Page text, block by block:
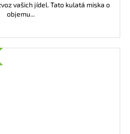
vašich jídel. Tato kulatá miska o
objemu...